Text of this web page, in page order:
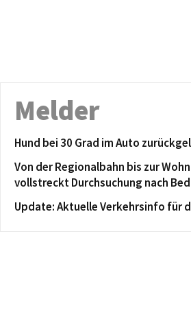
Melder
Hund bei 30 Grad im Auto
Von der Regionalbahn bis zur
vollstreckt Durchsuchung nach
Update: Aktuelle Verkehrsinfo für